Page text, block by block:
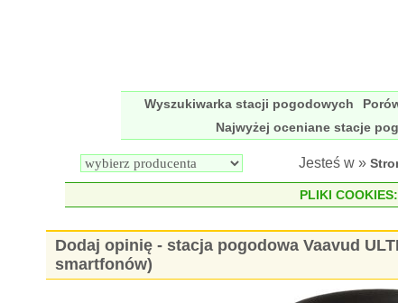
Wyszukiwarka stacji pogodowych
Najwyżej oceniane stacje
Jesteś w »
PLIKI COOKIES:
Dodaj opinię - stacja pogodowa Vaavud
smartfonów)